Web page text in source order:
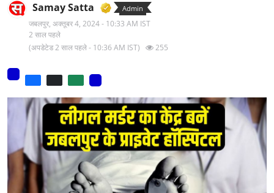
टेक
टिप्पणी - एक नया लेख
हिन्दी
Samay Satta Admin
जबलपुर, अक्तूबर 4, 2024 - 10:33 AM IST
2 साल पहले
(अपडेटेड 2 साल पहले - 10:36 AM IST)
255